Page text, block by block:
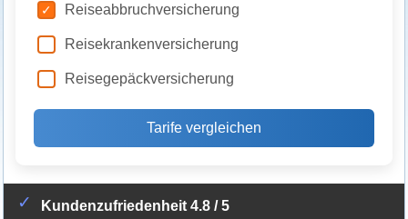
Reiseabbruchversicherung
Reisekrankenversicherung
Reisegepäckversicherung
Tarife vergleichen
✓ Kundenzufriedenheit 4.8 / 5